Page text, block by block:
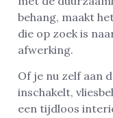
behang, maakt
die op zoek is
afwerking.
Of je nu zelf aan
inschakelt,
een tijdloos